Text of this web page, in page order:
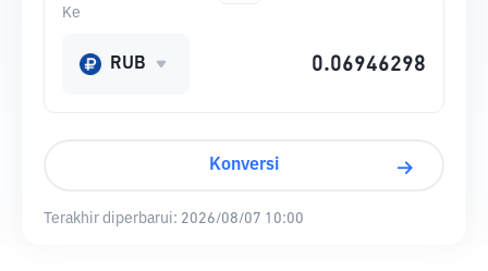
Ke
RUB
Konversi
Terakhir diperbarui: 2026/08/07 10:00